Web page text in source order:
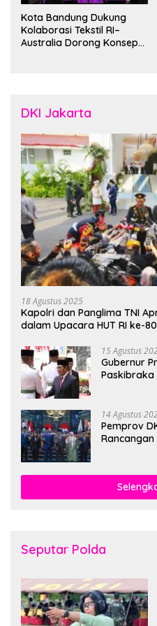
Kota Bandung Dukung
Kolaborasi Tekstil RI–
Australia Dorong Konsep
DKI Jakarta
18 Agustus 2025
Kapolri dan Panglima TNI
dalam Upacara HUT RI ke-
15 Agustus
Gubernur
Paskibraka
14 Agustus
Pemprov
Rancangan
Seputar Polda